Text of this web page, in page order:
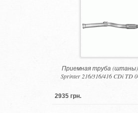
Приемная труба (штаны)
Sprinter 216/316/416 CDi TD
2935 грн.